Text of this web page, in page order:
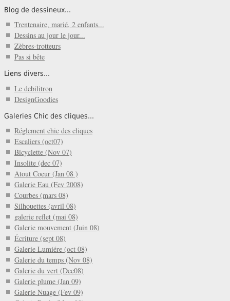
Blog de dessineux...
Trentenaire, marié, 2 enfants...
Dessins au jour le jour...
Zèbres-trotteurs
Pas si bête
Liens divers...
Le debilitron
DesignGoodies
Galeries Chic des cliques...
Réglement chic des cliques
Escaliers (oct07)
Bicyclette (Nov 07)
Insolite (dec 07)
Atout Coeur (Jan 08 )
Galerie Eau (Fev 2008)
Courbes (mars 08)
Silhouettes (avril 08)
galerie reflet (mai 08)
Galerie mouvement (Juin 08)
Écriture (sept 08)
Galerie Lumiére (oct 08)
Galerie du temps (Nov 08)
Galerie du vert (Dec08)
Galerie plume (Jan 09)
Galerie Nuage (Fev 09)